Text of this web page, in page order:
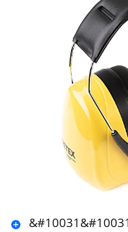
&#10031&#10031